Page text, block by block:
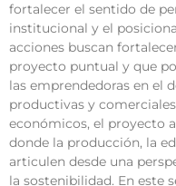
fortalecer el sentido de
institucional y el
acciones buscan
proyecto puntual y que
las emprendedoras en el
productivas y
económicos, el proyecto
donde la producción, la
articulen desde una
la sostenibilidad. En este